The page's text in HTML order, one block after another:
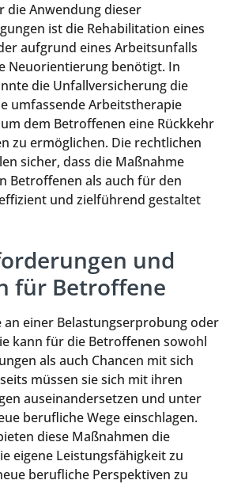
die Anwendung dieser
ist die Rehabilitation eines
aufgrund eines Arbeitsunfalls
Neuorientierung benötigt. In
die Unfallversicherung die
umfassende Arbeitstherapie
dem Betroffenen eine Rückkehr
zu ermöglichen. Die rechtlichen
sicher, dass die Maßnahme
Betroffenen als auch für den
und zielführend gestaltet
und
für Betroffene
an einer Belastungserprobung oder
kann für die Betroffenen sowohl
als auch Chancen mit sich
müssen sie sich mit ihren
auseinandersetzen und unter
berufliche Wege einschlagen.
diese Maßnahmen die
eigene Leistungsfähigkeit zu
berufliche Perspektiven zu